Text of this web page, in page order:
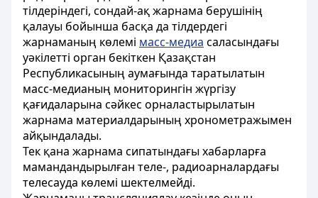
тілдеріндегі, сондай-ақ жарнама берушінің
қалауы бойынша басқа да тілдердегі
жарнаманың көлемі масс-медиа саласындағы
уәкілетті орган бекіткен Қазақстан
Республикасының аумағында таратылатын
масс-медианың мониторингін жүргізу
қағидаларына сәйкес орналастырылатын
жарнама материалдарының хронометражымен
айқындалады.
Тек қана жарнама сипатындағы хабарларға
мамандандырылған теле-, радиоарналардағы
телесауда көлемі шектелмейді.